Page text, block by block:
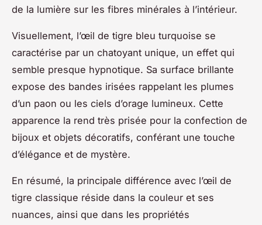
de la lumière sur les fibres minérales à l’intérieur.
Visuellement, l’œil de tigre bleu turquoise se
caractérise par un chatoyant unique, un effet qui
semble presque hypnotique. Sa surface brillante
expose des bandes irisées rappelant les plumes
d’un paon ou les ciels d’orage lumineux. Cette
apparence la rend très prisée pour la confection de
bijoux et objets décoratifs, conférant une touche
d’élégance et de mystère.
En résumé, la principale différence avec l’œil de
tigre classique réside dans la couleur et ses
nuances, ainsi que dans les propriétés